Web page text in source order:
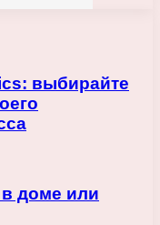
выбирайте
доме или